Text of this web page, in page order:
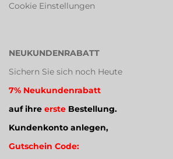
Cookie Einstellungen
NEUKUNDENRABATT
Sichern Sie sich noch Heute
7% Neukundenrabatt
auf ihre erste Bestellung.
Kundenkonto anlegen,
Gutschein Code: